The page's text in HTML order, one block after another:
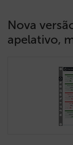
Nova
apelativo,